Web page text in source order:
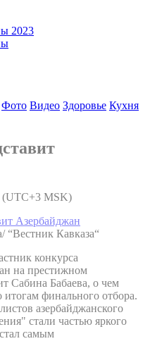
2023
Фото Видео Здоровье Кухня
(UTC+3 MSK)
Кавказа“
конкурса
на престижном
Сабина Бабаева, о чем
итогам финального отбора.
азербайджанского
стали частью яркого
самым